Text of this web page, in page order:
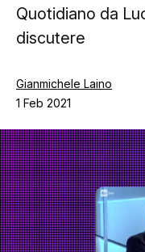
Contatti
Quotidiano da
discutere
Gianmichele Laino
1 Feb 2021